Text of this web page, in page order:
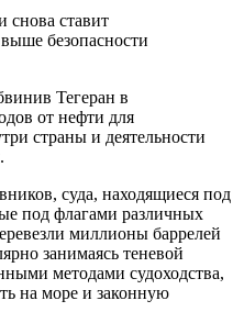
снова ставит
безопасности
Тегеран в
от нефти для
страны и деятельности
суда, находящиеся под
под флагами различных
миллионы баррелей
занимаясь теневой
методами судоходства,
на море и законную